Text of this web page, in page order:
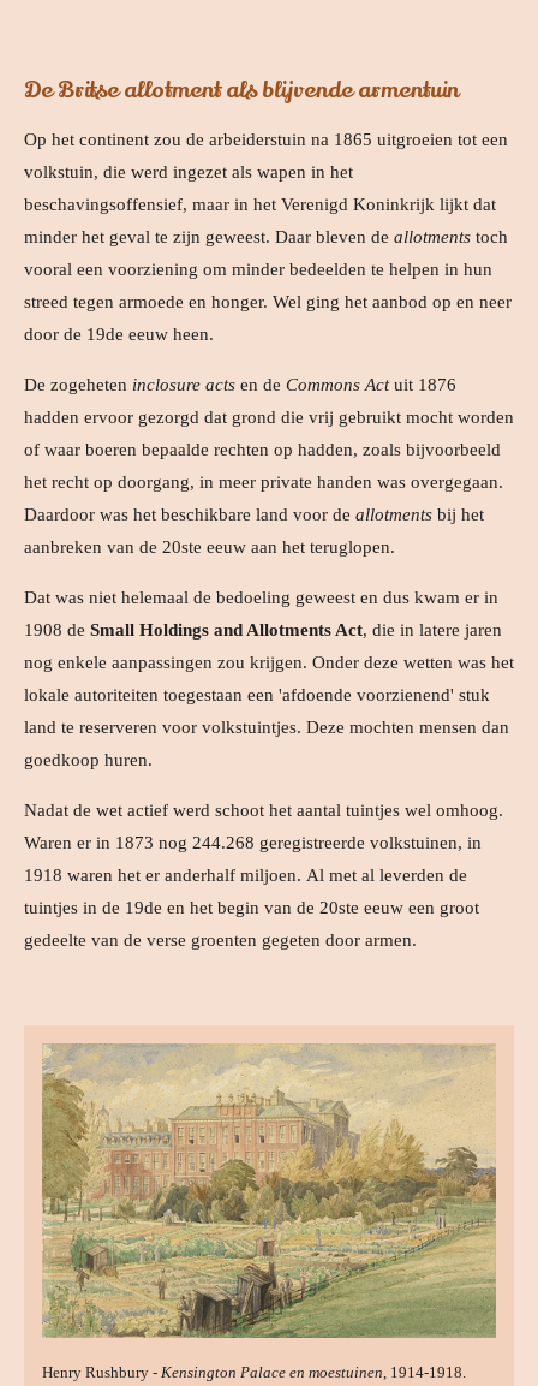
De Britse allotment als blijvende armentuin
Op het continent zou de arbeiderstuin na 1865 uitgroeien tot een
volkstuin, die werd ingezet als wapen in het
beschavingsoffensief, maar in het Verenigd Koninkrijk lijkt dat
minder het geval te zijn geweest. Daar bleven de allotments toch
vooral een voorziening om minder bedeelden te helpen in hun
streed tegen armoede en honger. Wel ging het aanbod op en neer
door de 19de eeuw heen.
De zogeheten inclosure acts en de Commons Actuit 1876
hadden ervoor gezorgd dat grond die vrij gebruikt mocht worden
of waar boeren bepaalde rechten op hadden, zoals bijvoorbeeld
het recht op doorgang, in meer private handen was overgegaan.
Daardoor was het beschikbare land voor de allotments bij het
aanbreken van de 20ste eeuw aan het teruglopen.
Dat was niet helemaal de bedoeling geweest en dus kwam er in
1908 de Small Holdings and Allotments Act, die in latere jaren
nog enkele aanpassingen zou krijgen. Onder deze wetten was het
lokale autoriteiten toegestaan een 'afdoende voorzienend' stuk
land te reserveren voor volkstuintjes. Deze mochten mensen dan
goedkoop huren.
Nadat de wet actief werd schoot het aantal tuintjes wel omhoog.
Waren er in 1873 nog 244.268 geregistreerde volkstuinen, in
1918 waren het er anderhalf miljoen. Al met al leverden de
tuintjes in de 19de en het begin van de 20ste eeuw een groot
gedeelte van de verse groenten gegeten door armen.
Henry Rushbury - Kensington Palace en moestuinen , 1914-1918.